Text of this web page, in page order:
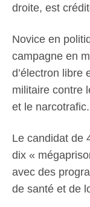
droite, est
Novice en
campagne en
d’électron libre
militaire contre
et le narcotrafic.
Le candidat de
dix «
avec des
de santé et de